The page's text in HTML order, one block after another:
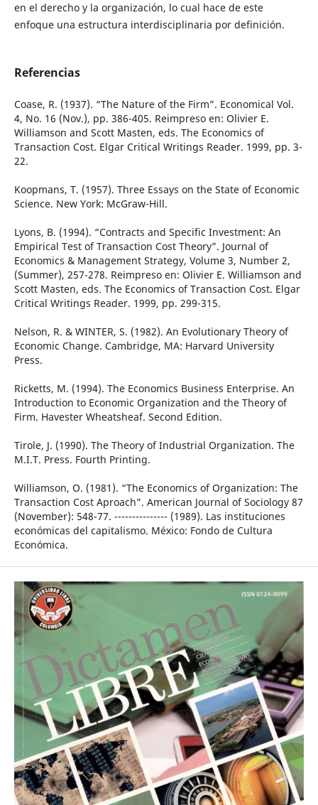
en el derecho y la organización, lo cual hace de este
enfoque una estructura interdisciplinaria por definición.
Referencias
Coase, R. (1937). “The Nature of the Firm”. Economical Vol.
4, No. 16 (Nov.), pp. 386-405. Reimpreso en: Olivier E.
Williamson and Scott Masten, eds. The Economics of
Transaction Cost. Elgar Critical Writings Reader. 1999, pp. 3-
22.
Koopmans, T. (1957). Three Essays on the State of Economic
Science. New York: McGraw-Hill.
Lyons, B. (1994). “Contracts and Specific Investment: An
Empirical Test of Transaction Cost Theory”. Journal of
Economics & Management Strategy, Volume 3, Number 2,
(Summer), 257-278. Reimpreso en: Olivier E. Williamson and
Scott Masten, eds. The Economics of Transaction Cost. Elgar
Critical Writings Reader. 1999, pp. 299-315.
Nelson, R. & WINTER, S. (1982). An Evolutionary Theory of
Economic Change. Cambridge, MA: Harvard University
Press.
Ricketts, M. (1994). The Economics Business Enterprise. An
Introduction to Economic Organization and the Theory of
Firm. Havester Wheatsheaf. Second Edition.
Tirole, J. (1990). The Theory of Industrial Organization. The
M.I.T. Press. Fourth Printing.
Williamson, O. (1981). “The Economics of Organization: The
Transaction Cost Aproach”. American Journal of Sociology 87
(November): 548-77. --------------- (1989). Las instituciones
económicas del capitalismo. México: Fondo de Cultura
Económica.